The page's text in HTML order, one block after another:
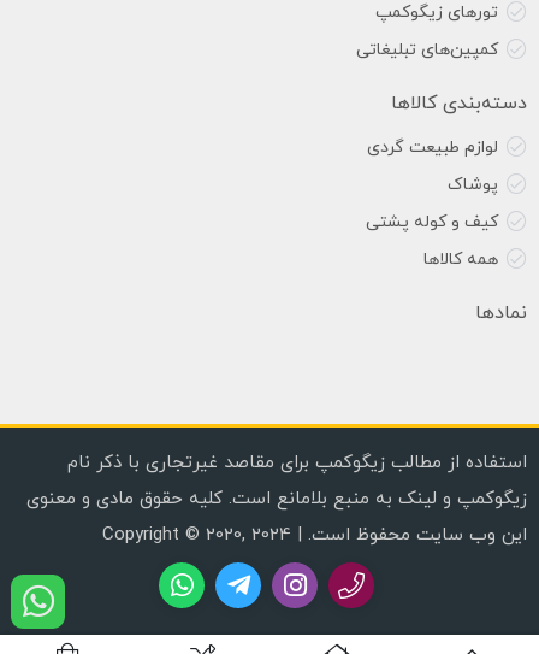
تورهای زیگوکمپ
کمپین‌های تبلیغاتی
دسته‌بندی کالاها
لوازم طبیعت گردی
پوشاک
کیف و کوله پشتی
همه کالاها
نمادها
استفاده از مطالب زیگوکمپ برای مقاصد غیرتجاری با ذکر نام
زیگوکمپ و لینک به منبع بلامانع است. کلیه حقوق مادی و معنوی
این وب سایت محفوظ است. | Copyright © 2020, 2024